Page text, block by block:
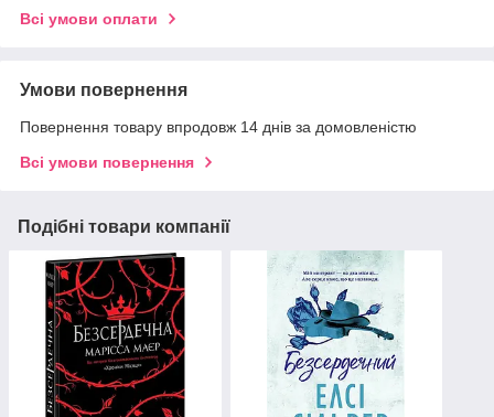
Всі умови оплати
Умови повернення
Повернення товару впродовж 14 днів за домовленістю
Всі умови повернення
Подібні товари компанії